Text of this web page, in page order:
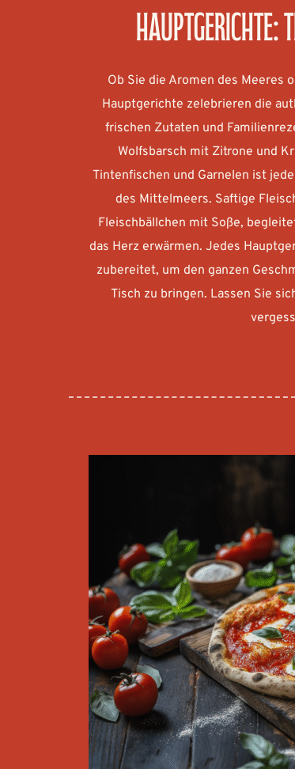
Hauptgerichte:
Ob Sie die Aromen des Meeres
Hauptgerichte zelebrieren die
frischen Zutaten und
Wolfsbarsch mit Zitrone und
Tintenfischen und Garnelen ist
des Mittelmeers. Saftige
Fleischbällchen mit Soße,
das Herz erwärmen. Jedes
zubereitet, um den ganzen
Tisch zu bringen. Lassen Sie